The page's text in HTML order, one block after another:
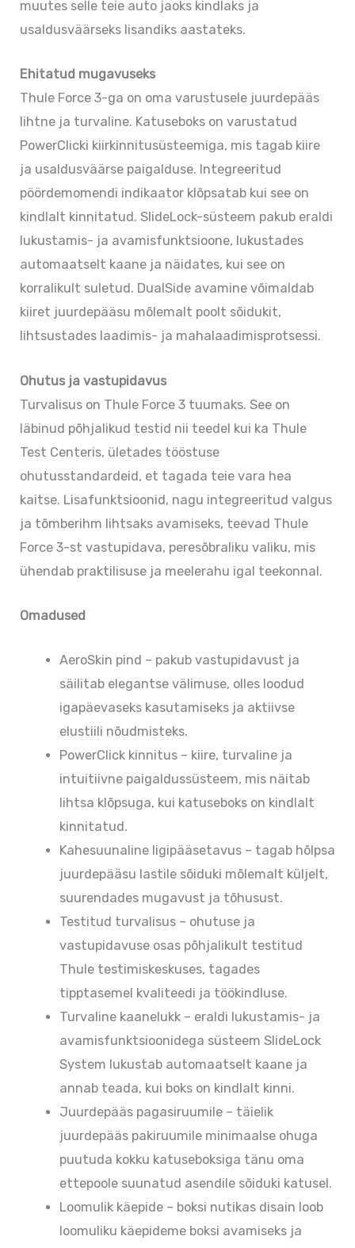
muutes selle teie auto jaoks kindlaks ja
usaldusväärseks lisandiks aastateks.
Ehitatud mugavuseks
Thule Force 3-ga on oma varustusele juurdepääs
lihtne ja turvaline. Katuseboks on varustatud
PowerClicki kiirkinnitusüsteemiga, mis tagab kiire
ja usaldusväärse paigalduse. Integreeritud
pöördemomendi indikaator klõpsatab kui see on
kindlalt kinnitatud. SlideLock-süsteem pakub eraldi
lukustamis- ja avamisfunktsioone, lukustades
automaatselt kaane ja näidates, kui see on
korralikult suletud. DualSide avamine võimaldab
kiiret juurdepääsu mõlemalt poolt sõidukit,
lihtsustades laadimis- ja mahalaadimisprotsessi.
Ohutus ja vastupidavus
Turvalisus on Thule Force 3 tuumaks. See on
läbinud põhjalikud testid nii teedel kui ka Thule
Test Centeris, ületades tööstuse
ohutusstandardeid, et tagada teie vara hea
kaitse. Lisafunktsioonid, nagu integreeritud valgus
ja tõmberihm lihtsaks avamiseks, teevad Thule
Force 3-st vastupidava, peresõbraliku valiku, mis
ühendab praktilisuse ja meelerahu igal teekonnal.
Omadused
AeroSkin pind – pakub vastupidavust ja
säilitab elegantse välimuse, olles loodud
igapäevaseks kasutamiseks ja aktiivse
elustiili nõudmisteks.
PowerClick kinnitus – kiire, turvaline ja
intuitiivne paigaldussüsteem, mis näitab
lihtsa klõpsuga, kui katuseboks on kindlalt
kinnitatud.
Kahesuunaline ligipääsetavus – tagab hõlpsa
juurdepääsu lastile sõiduki mõlemalt küljelt,
suurendades mugavust ja tõhusust.
Testitud turvalisus – ohutuse ja
vastupidavuse osas põhjalikult testitud
Thule testimiskeskuses, tagades
tipptasemel kvaliteedi ja töökindluse.
Turvaline kaanelukk – eraldi lukustamis- ja
avamisfunktsioonidega süsteem SlideLock
System lukustab automaatselt kaane ja
annab teada, kui boks on kindlalt kinni.
Juurdepääs pagasiruumile – täielik
juurdepääs pakiruumile minimaalse ohuga
puutuda kokku katuseboksiga tänu oma
ettepoole suunatud asendile sõiduki katusel.
Loomulik käepide – boksi nutikas disain loob
loomuliku käepideme boksi avamiseks ja